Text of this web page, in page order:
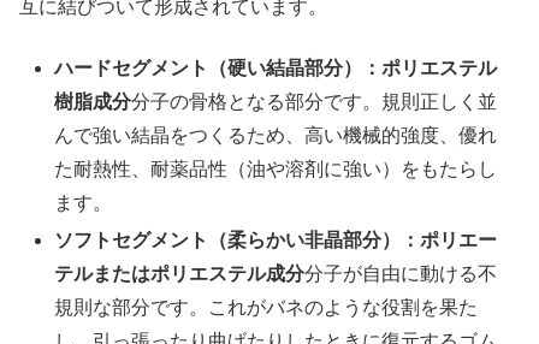
互に結びついて形成されています。
ハードセグメント（硬い結晶部分）：ポリエステル
樹脂成分分子の骨格となる部分です。規則正しく並
んで強い結晶をつくるため、高い機械的強度、優れ
た耐熱性、耐薬品性（油や溶剤に強い）をもたらし
ます。
ソフトセグメント（柔らかい非晶部分）：ポリエー
テルまたはポリエステル成分分子が自由に動ける不
規則な部分です。これがバネのような役割を果た